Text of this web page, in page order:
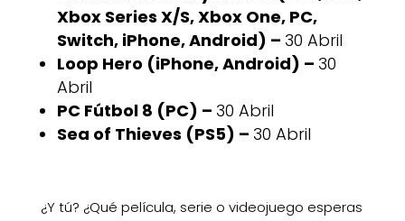
Xbox Series X/S, Xbox One, PC,
Switch, iPhone, Android) – 30 Abril
Loop Hero (iPhone, Android) – 30
Abril
PC Fútbol 8 (PC) – 30 Abril
Sea of Thieves (PS5) – 30 Abril
¿Y tú? ¿Qué película, serie o videojuego esperas